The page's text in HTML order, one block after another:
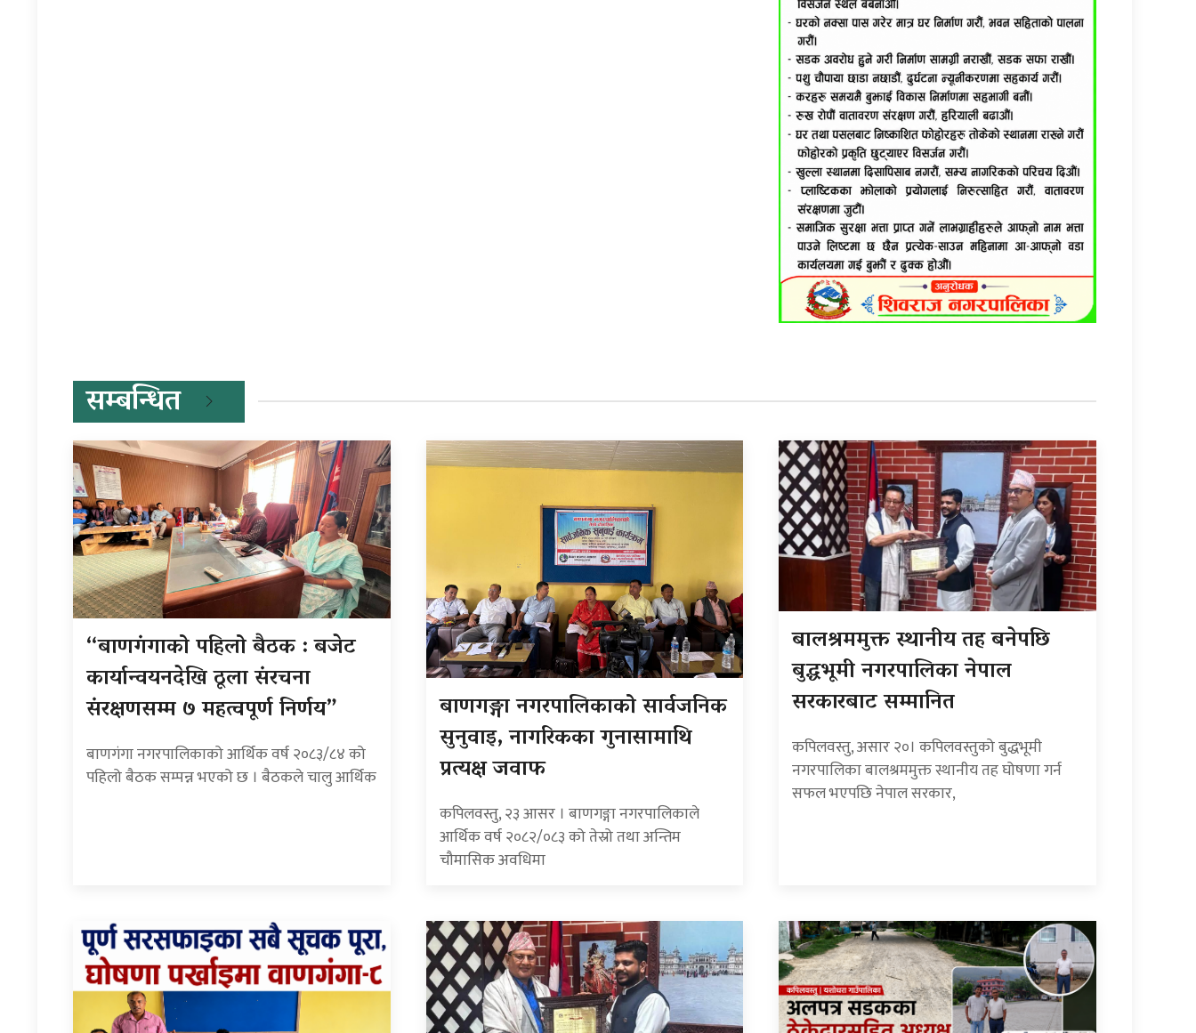
सम्बन्धित
“बाणगंगाको पहिलो बैठक : बजेट
कार्यान्वयनदेखि ठूला संरचना
संरक्षणसम्म ७ महत्वपूर्ण निर्णय”
बाणगंगा नगरपालिकाको आर्थिक वर्ष २०८३/८४ को
पहिलो बैठक सम्पन्न भएको छ । बैठकले चालु आर्थिक
बाणगङ्गा नगरपालिकाको सार्वजनिक
सुनुवाइ, नागरिकका गुनासामाथि
प्रत्यक्ष जवाफ
कपिलवस्तु, २३ आसर । बाणगङ्गा नगरपालिकाले
आर्थिक वर्ष २०८२/०८३ को तेस्रो तथा अन्तिम
चौमासिक अवधिमा
बालश्रममुक्त स्थानीय तह बनेपछि
बुद्धभूमी नगरपालिका नेपाल
सरकारबाट सम्मानित
कपिलवस्तु, असार २०। कपिलवस्तुको बुद्धभूमी
नगरपालिका बालश्रममुक्त स्थानीय तह घोषणा गर्न
सफल भएपछि नेपाल सरकार,